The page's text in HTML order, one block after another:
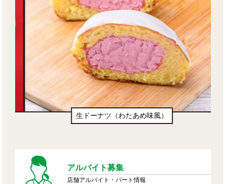
生ドーナツ（わたあめ味風）
アルバイト募集
店舗アルバイト・パート情報